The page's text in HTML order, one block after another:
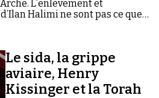
L’enlèvement et
Halimi ne sont pas ce que
Le sida, la grippe
aviaire, Henry
Kissinger et la Torah